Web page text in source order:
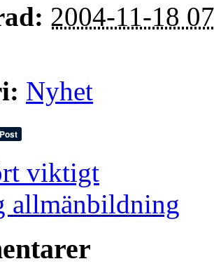
2004-11-18
Nyhet
viktigt
allmänbildning